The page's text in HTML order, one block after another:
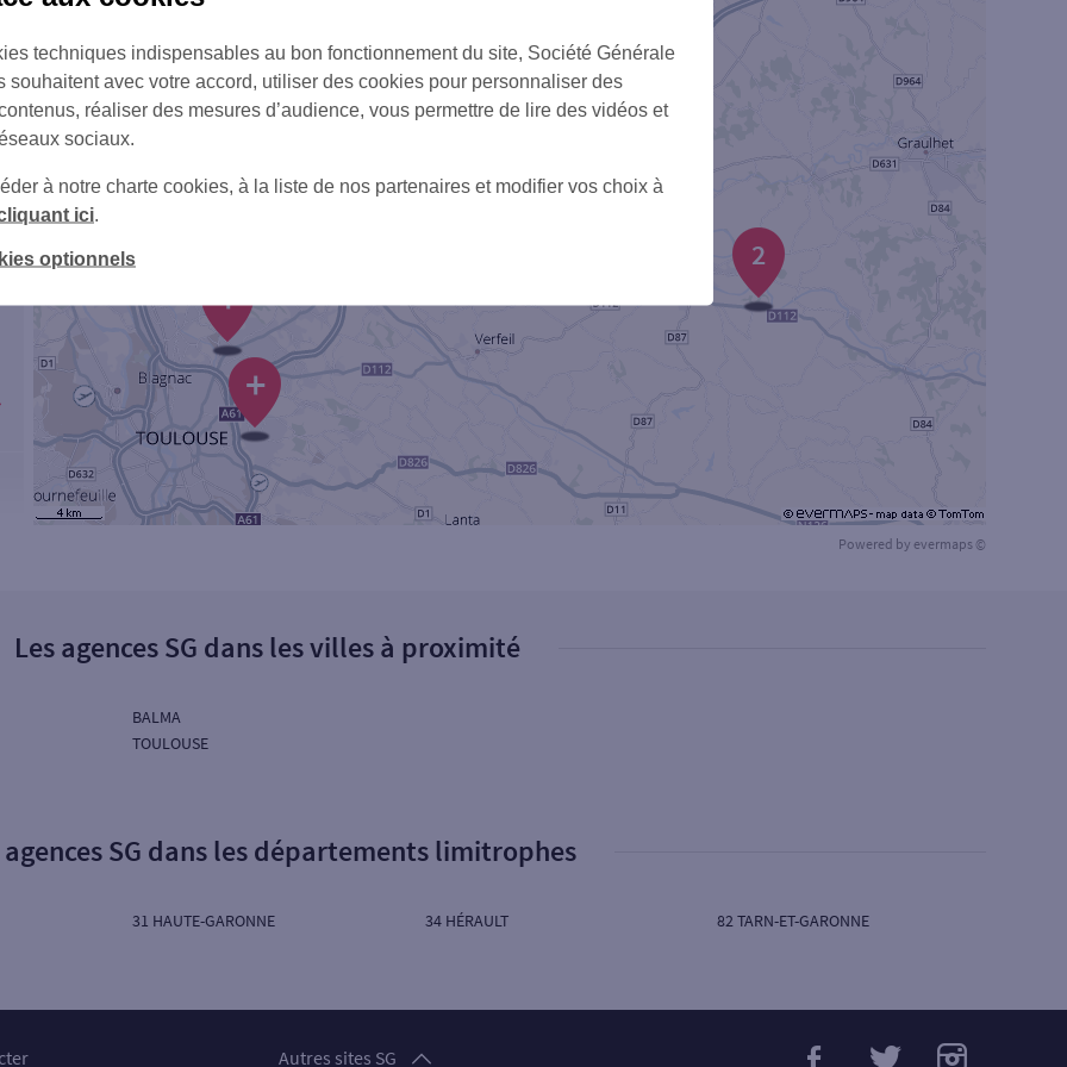
+
+
2
1
Powered by evermaps ©
Les agences SG dans les villes à proximité
BALMA
TOULOUSE
agences SG dans les départements limitrophes
31 HAUTE-GARONNE 34 HÉRAULT 82 TARN-ET-GARONNE
Autres sites SG
techniques indispensables au bon fonctionnement du site, Société Générale
souhaitent avec votre accord, utiliser des cookies pour personnaliser des
réaliser des mesures d’audience, vous permettre de lire des vidéos et
sociaux.
à notre charte cookies, à la liste de nos partenaires et modifier vos choix à
ici.
optionnels